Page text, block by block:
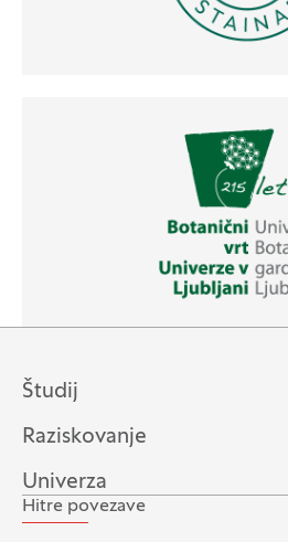
Študij
Raziskovanje
Univerza
Hitre povezave